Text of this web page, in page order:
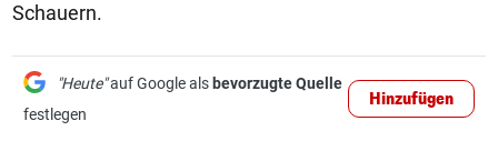
Schauern.
"Heute"auf Google als bevorzugte Quelle
festlegen
Hinzufügen